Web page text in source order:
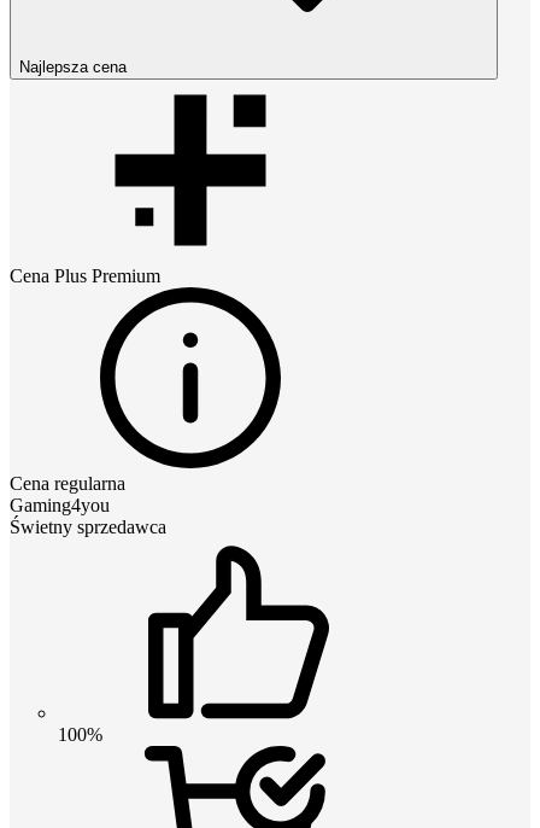
Najlepsza cena
Cena Plus Premium
Cena regularna
Gaming4you
Świetny sprzedawca
100%